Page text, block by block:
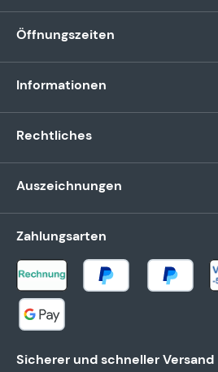
Öffnungszeiten
Informationen
Rechtliches
Auszeichnungen
Zahlungsarten
Sicherer und schneller Versand